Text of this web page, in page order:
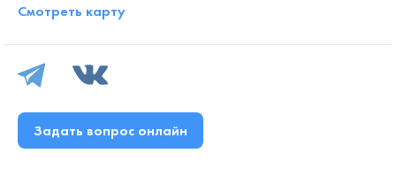
Смотреть карту
Задать вопрос онлайн